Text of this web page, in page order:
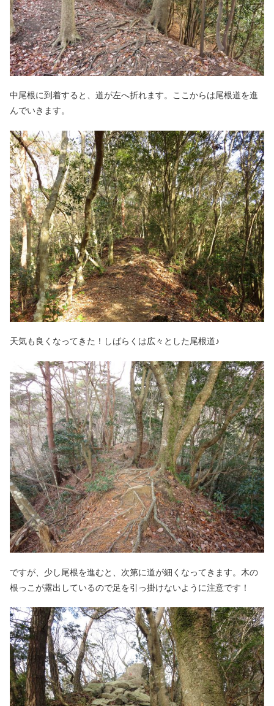
中尾根に到着すると、道が左へ折れます。ここからは尾根道を進
んでいきます。
天気も良くなってきた！しばらくは広々とした尾根道♪
ですが、少し尾根を進むと、次第に道が細くなってきます。木の
根っこが露出しているので足を引っ掛けないように注意です！